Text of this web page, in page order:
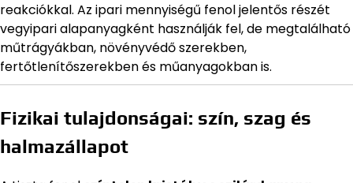
reakciókkal. Az ipari mennyiségű fenol jelentős részét
vegyipari alapanyagként használják fel, de megtalálható
műtrágyákban, növényvédő szerekben,
fertőtlenítőszerekben és műanyagokban is.
Fizikai tulajdonságai: szín, szag és
halmazállapot